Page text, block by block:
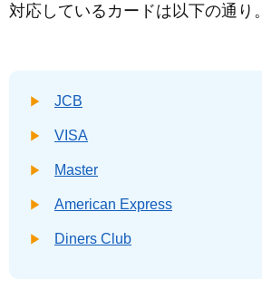
対応しているカードは以下の通り。
JCB
VISA
Master
American Express
Diners Club